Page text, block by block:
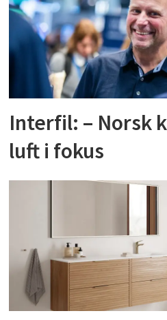
Interfil: – Norsk
luft i fokus